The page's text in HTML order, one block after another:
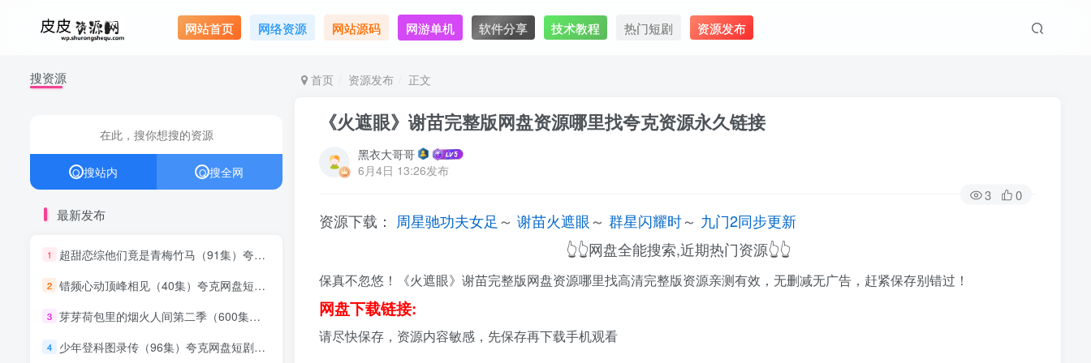
网站首页 网络资源 网站源码 网游单机 软件分享 技术教程 热门短剧 资源发布
首页 资源发布 正文
《火遮眼》谢苗完整版网盘资源哪里找夸克资源永久链接
黑衣大哥哥
6月4日 13:26发布
3 0
资源下载： 周星驰功夫女足 ～ 谢苗火遮眼～ 群星闪耀时～ 九门2同步更新
👆👆网盘全能搜索,近期热门资源👆👆
保真不忽悠！《火遮眼》谢苗完整版网盘资源哪里找高清完整版资源亲测有效，无删减无广告，赶紧保存别错过！
网盘下载链接:
请尽快保存，资源内容敏感，先保存再下载手机观看
最新发布
错频心动顶峰相见（40集）夸克网盘短剧下载
芽芽荷包里的烟火人间第二季（600集全）夸克网盘短剧下载
4 少年登科图录传（96集）夸克网盘短剧下载
搜资源
Q 搜站内 Q 搜全网
最新发布
1 超甜恋综他们竟是青梅竹马（91集）夸克网盘短剧下载
2 错频心动顶峰相见（40集）夸克网盘短剧下载
3 芽芽荷包里的烟火人间第二季（600集全）夸克网盘短剧下载
4 少年登科图录传（96集）夸克网盘短剧下载